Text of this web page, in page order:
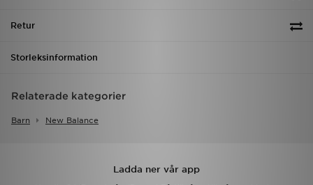
Retur
Storleksinformation
Relaterade kategorier
Barn New Balance
Ladda ner vår app